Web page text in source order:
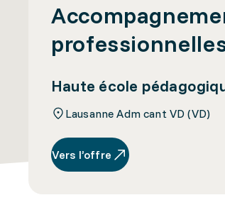
Haute école
Lausanne Adm cant VD (VD)
Vers l’offre